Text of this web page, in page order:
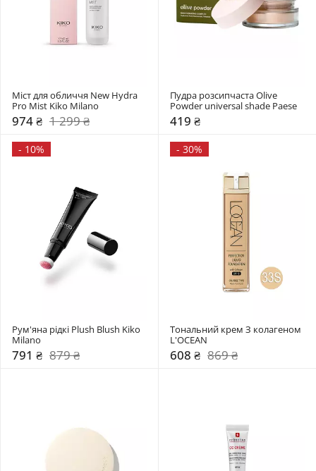
Міст для обличчя New Hydra
Pro Mist Kiko Milano
974 ₴ 1 299 ₴
Пудра розсипчаста Olive
Powder universal shade Paese
419 ₴
- 10%
Рум'яна рідкі Plush Blush Kiko
Milano
791 ₴ 879 ₴
- 30%
Тональний крем З колагеном
L'OCEAN
608 ₴ 869 ₴